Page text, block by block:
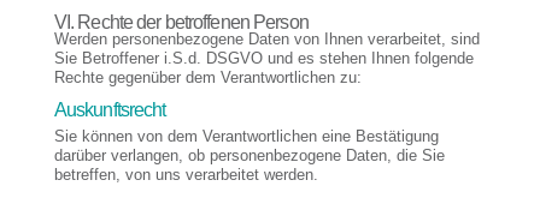
VI. Rechte der betroffenen Person
Werden personenbezogene Daten von Ihnen verarbeitet, sind
Sie Betroffener i.S.d. DSGVO und es stehen Ihnen folgende
Rechte gegenüber dem Verantwortlichen zu:
Auskunftsrecht
Sie können von dem Verantwortlichen eine Bestätigung
darüber verlangen, ob personenbezogene Daten, die Sie
betreffen, von uns verarbeitet werden.